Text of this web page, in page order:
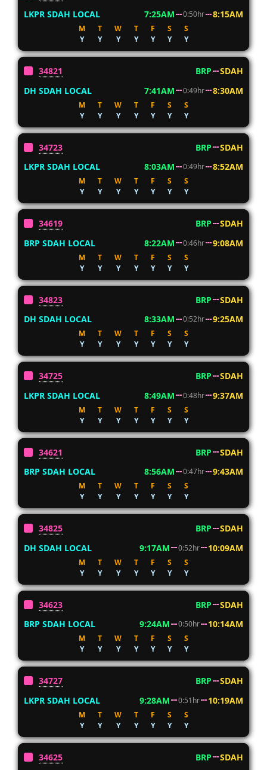
LKPR SDAH LOCAL
7:25AM 0:50hr 8:15AM
M T W T F S
S
Y
Y Y Y Y Y Y
34821 BRP
SDAH
DH SDAH LOCAL
7:41AM 0:49hr 8:30AM
M T W T F S
S
Y
Y Y Y Y Y Y
34723 BRP
SDAH
LKPR SDAH LOCAL
8:03AM 0:49hr 8:52AM
M T W T F S
S
Y
Y Y Y Y Y Y
34619 BRP
SDAH
BRP SDAH LOCAL
8:22AM 0:46hr 9:08AM
M T W T F S
S
Y
Y Y Y Y Y Y
34823 BRP
SDAH
DH SDAH LOCAL
8:33AM 0:52hr 9:25AM
M T W T F S
S
Y
Y Y Y Y Y Y
34725 BRP
SDAH
LKPR SDAH LOCAL
8:49AM 0:48hr 9:37AM
M T W T F S
S
Y
Y Y Y Y Y Y
34621 BRP
SDAH
BRP SDAH LOCAL
8:56AM 0:47hr 9:43AM
M T W T F S
S
Y
Y Y Y Y Y Y
34825 BRP
SDAH
DH SDAH LOCAL
9:17AM 0:52hr 10:09AM
M T W T F S
S
Y
Y Y Y Y Y Y
34623 BRP
SDAH
BRP SDAH LOCAL
9:24AM 0:50hr 10:14AM
M T W T F S
S
Y
Y Y Y Y Y Y
34727 BRP
SDAH
LKPR SDAH LOCAL
9:28AM 0:51hr 10:19AM
M T W T F S
S
Y
Y Y Y Y Y Y
34625 BRP
SDAH